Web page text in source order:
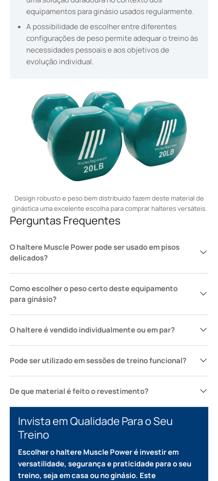
equipamentos para ginásio usados regularmente.
A possibilidade de escolher entre diferentes
configurações de peso permite adequar o treino às
necessidades pessoais e aos objetivos de
evolução individual.
Design robusto e peso bem distribuído fazem deste material de
ginástica uma excelente escolha para comprar halteres versáteis.
Perguntas Frequentes
O haltere Muscle Power pode ser usado em pisos
delicados?
Como escolher o peso certo deste equipamento
para ginásio?
O haltere é vendido individualmente ou em par?
Pode ser utilizado em sessões de treino funcional?
De que material é feito o revestimento?
Invista em Qualidade Para o Seu
Treino
Escolher o haltere Muscle Power é investir em
versatilidade, segurança e praticidade para o seu
treino, seja em casa ou no ginásio. Este